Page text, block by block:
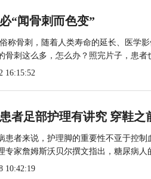
“闻骨刺而色变”
称骨刺，随着人类寿命的延长、医学
骨刺这么多，怎么办？照完片子，患者
16:15:52
者足部护理有讲究 穿鞋之
患者来说，护理脚的重要性不亚于控
专家詹姆斯沃贝尔撰文指出，糖尿病人
10:42:19